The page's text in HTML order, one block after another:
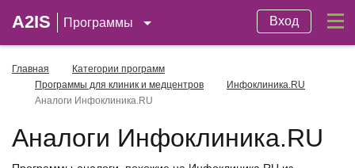
A2IS Программы Вход
Главная
Категории программ
Программы для клиник и медцентров
Инфоклиника.RU
Аналоги Инфоклиника.RU
Аналоги Инфоклиника.RU